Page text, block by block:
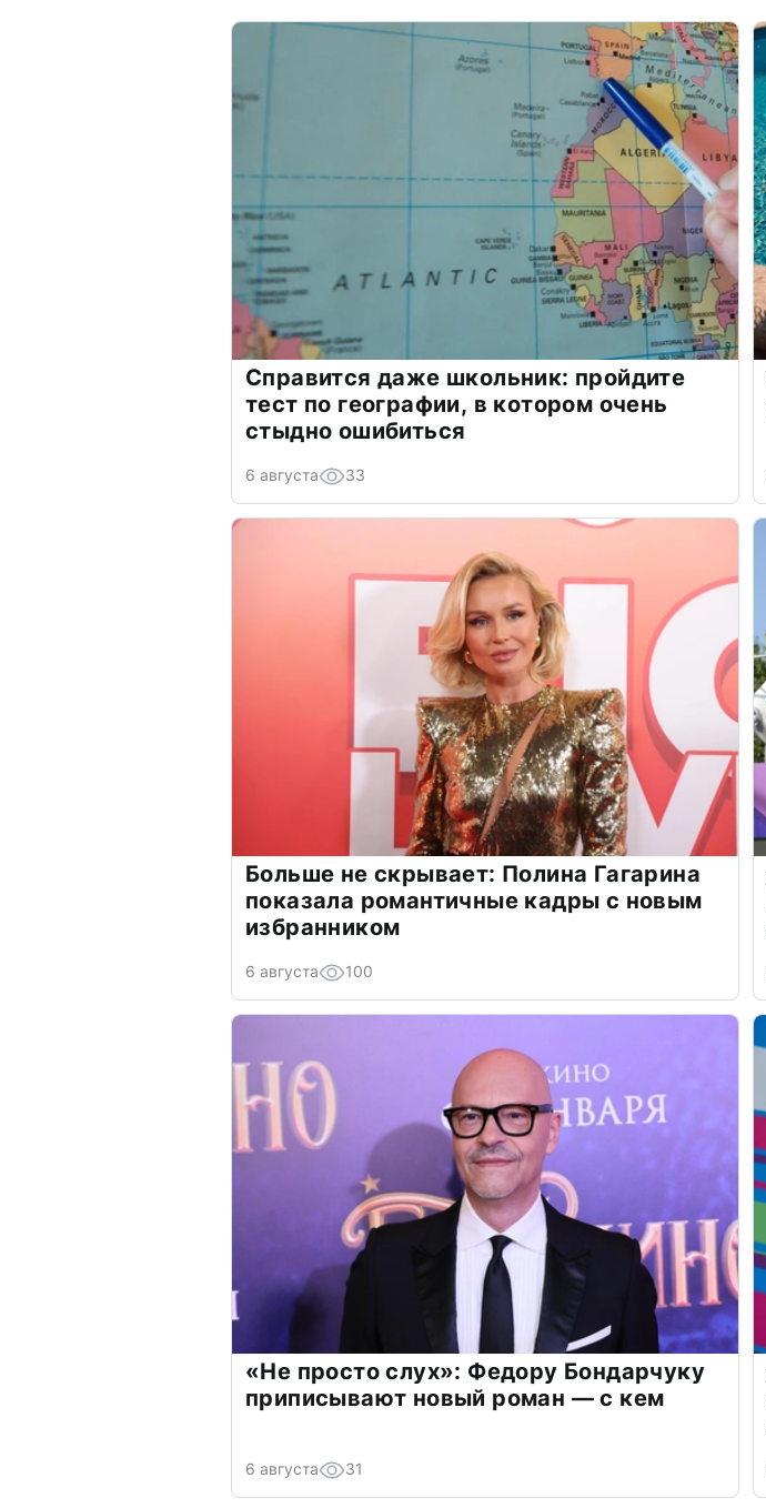
Справится даже школьник: пройдите
тест по географии, в котором очень
стыдно ошибиться
6 августа 33
Больше не скрывает: Полина Гагарина
показала романтичные кадры с новым
избранником
6 августа 100
«Не просто слух»: Федору Бондарчуку
приписывают новый роман — с кем
6 августа 31